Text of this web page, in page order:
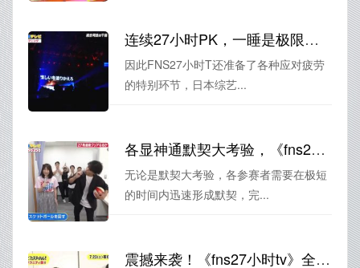
连续27小时PK，一睡是极限！《FNS27小时T》全记录
因此FNS27小时T还准备了各种应对疲劳
的特别环节，日本综艺...
各显神通默契大考验，《fns27》时间tv全场。
无论是默契大考验，各参赛者需要在极短
的时间内迅速形成默契，完...
震撼来袭！《fns27小时tv》全集观看，颠覆你对日本综艺的想象